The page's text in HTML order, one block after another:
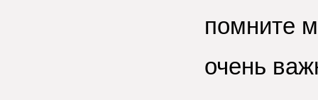
помните
очень